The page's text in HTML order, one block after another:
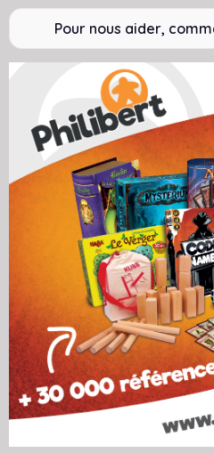
Pour nous aider,